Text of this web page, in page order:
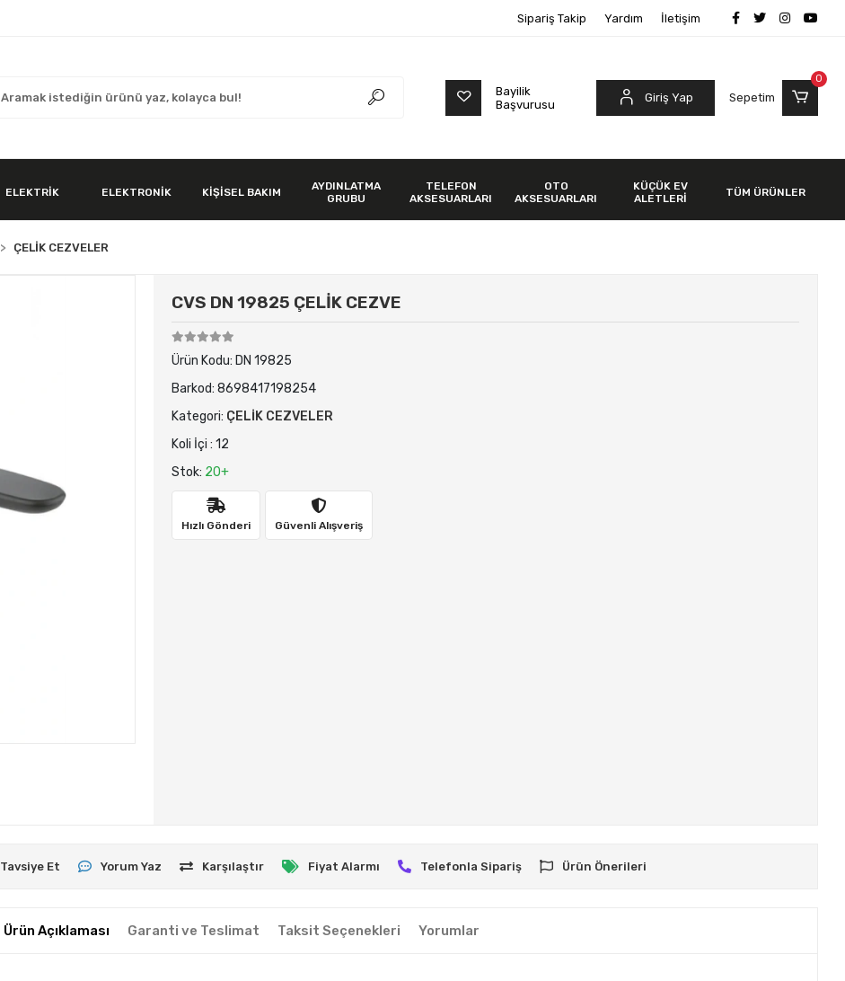
Sipariş Takip Yardım İletişim
Bayilik
Başvurusu
Giriş Yap Sepetim
0
ELEKTRİK ELEKTRONİK KİŞİSEL BAKIM
AYDINLATMA
GRUBU
TELEFON
AKSESUARLARI
OTO
AKSESUARLARI
KÜÇÜK EV
ALETLERİ
TÜM ÜRÜNLER
ÇELİK CEZVELER
CVS DN 19825 ÇELİK CEZVE
Ürün Kodu: DN 19825
Barkod: 8698417198254
Kategori: ÇELİK CEZVELER
Koli İçi : 12
Stok: 20+
Hızlı Gönderi Güvenli Alışveriş
Tavsiye Et Yorum Yaz Karşılaştır Fiyat Alarmı Telefonla Sipariş Ürün Önerileri
Ürün Açıklaması Garanti ve Teslimat Taksit Seçenekleri Yorumlar